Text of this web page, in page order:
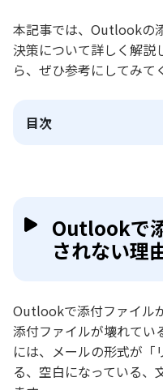
本記事では、Outlookの
決策について詳しく解説
ら、ぜひ参考にしてみて
目次
Outlookで
されない理
Outlookで添付ファイル
添付ファイルが壊れてい
には、メールの形式が「
る、空白になっている、